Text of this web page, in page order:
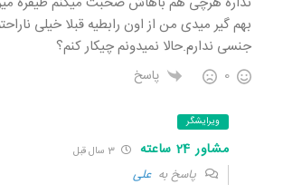
بهم گیر میدی من از اون رابطیه قبلا خیلی
جنسی ندارم.حالا نمیدونم چیکار کنم؟
0 پاسخ
ویرایشگر
مشاور 24 ساعته 3 سال قبل
پاسخ بهعلی